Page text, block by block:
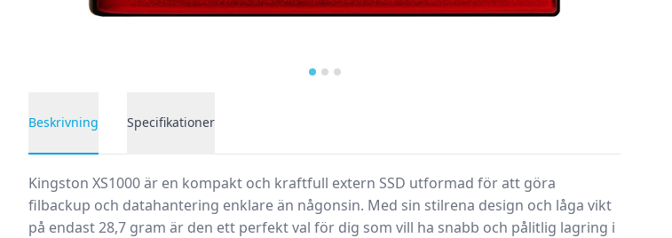
Beskrivning Specifikationer
Kingston XS1000 är en kompakt och kraftfull extern SSD utformad för att göra
filbackup och datahantering enklare än någonsin. Med sin stilrena design och låga vikt
på endast 28,7 gram är den ett perfekt val för dig som vill ha snabb och pålitlig lagring i